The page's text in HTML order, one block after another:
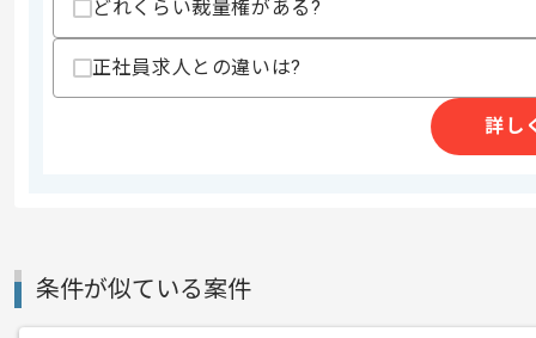
エージェントからのコ
メント
開発支援、準委任事業等を展開してい
今回はABAP開発案件に携わっていただ
SAPを用いた実務経験を活かしたい方
どれくらい裁量権がある?
正社員求人との違いは?
詳し
条件が似ている案件